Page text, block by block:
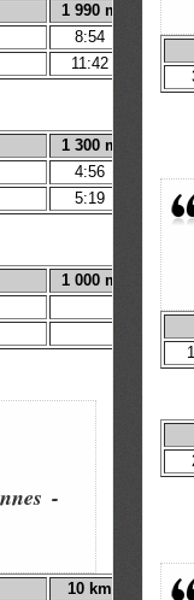
1 990 m
8:54
11:42
1 300 m
4:56
5:19
1 000 m
-
10 km